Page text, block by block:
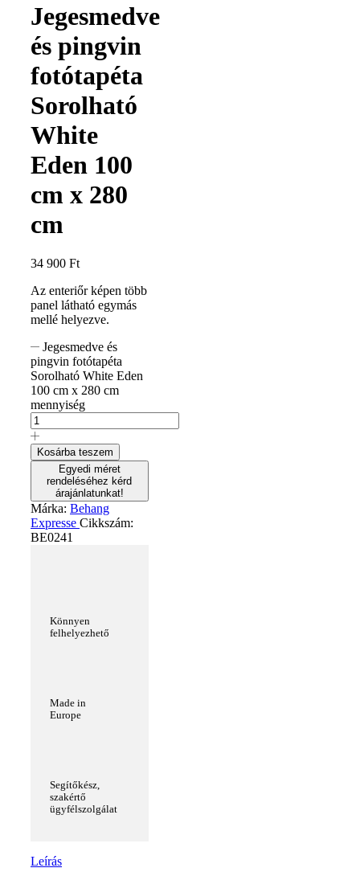
Jegesmedve
és pingvin
fotótapéta
Sorolható
White
Eden 100
cm x 280
cm
34 900 Ft
Az enteriőr képen több
panel látható egymás
mellé helyezve.
Jegesmedve és
pingvin fotótapéta
Sorolható White Eden
100 cm x 280 cm
mennyiség
Kosárba teszem
Egyedi méret
rendeléséhez kérd
árajánlatunkat!
Márka: Behang
Expresse Cikkszám:
BE0241
Könnyen
felhelyezhető
Made in
Europe
Segítőkész,
szakértő
ügyfélszolgálat
Leírás